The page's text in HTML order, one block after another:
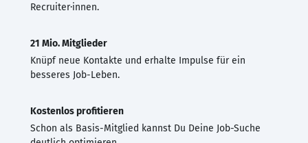
Recruiter·innen.
21 Mio. Mitglieder
Knüpf neue Kontakte und erhalte Impulse für ein
besseres Job-Leben.
Kostenlos profitieren
Schon als Basis-Mitglied kannst Du Deine Job-Suche